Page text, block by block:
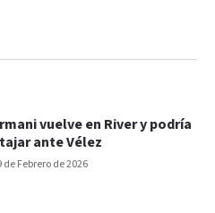
de Febrero de 2026
vuelve en River y podría
ante Vélez